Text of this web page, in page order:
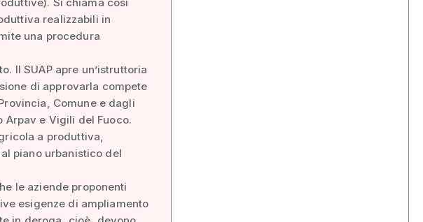
realizzabili in
una procedura
Il SUAP apre un’istruttoria
di approvarla compete
Comune e dagli
e Vigili del Fuoco.
a produttiva,
piano urbanistico del
le aziende proponenti
esigenze di ampliamento